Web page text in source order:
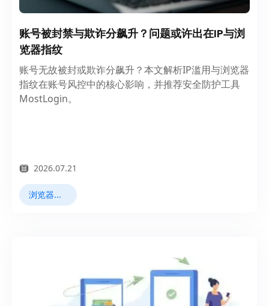
账号被封禁与欺诈分飙升？问题或许出在IP与浏
览器指纹
账号无故被封或欺诈分飙升？本文解析IP滥用与浏览器
指纹在账号风控中的核心影响，并推荐安全防护工具
MostLogin。
2026.07.21
浏览器指纹